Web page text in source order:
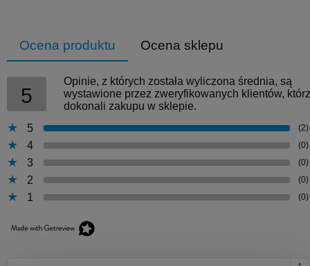
Ocena produktu Ocena sklepu
5
Opinie, z których została wyliczona średnia, są
wystawione przez zweryfikowanych klientów,
dokonali zakupu w sklepie.
5
(2)
4 (0)
3 (0)
2 (0)
1 (0)